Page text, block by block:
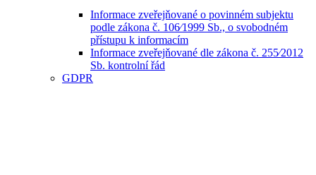
Informace zveřejňované o povinném subjektu
podle zákona č. 106⁄1999 Sb., o svobodném
přístupu k informacím
Informace zveřejňované dle zákona č. 255⁄2012
Sb. kontrolní řád
GDPR